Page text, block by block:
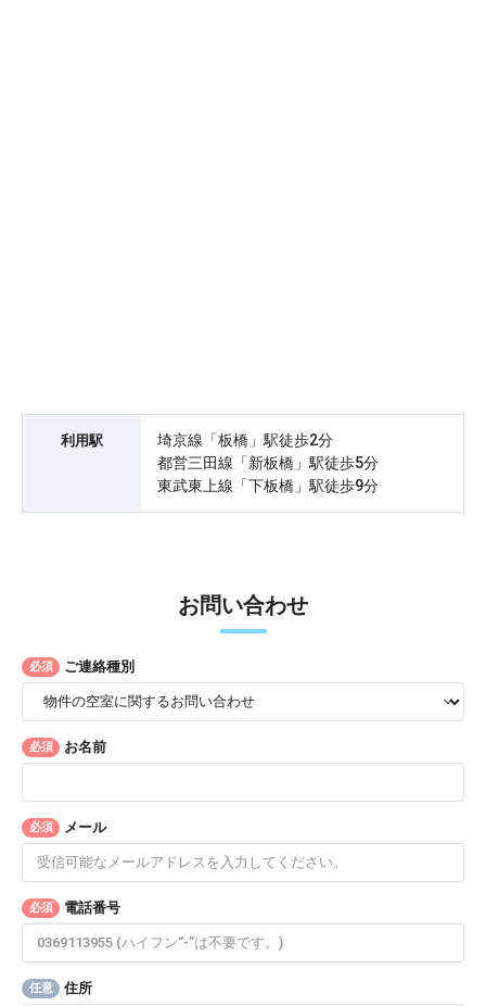
利用駅
埼京線「板橋」駅徒歩2分
都営三田線「新板橋」駅徒歩5分
東武東上線「下板橋」駅徒歩9分
お問い合わせ
必須 ご連絡種別
必須 お名前
必須 メール
必須 電話番号
任意 住所